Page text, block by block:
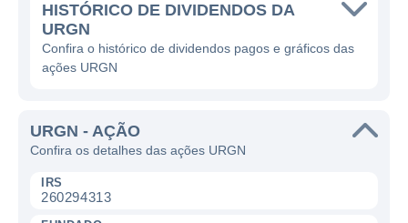
HISTÓRICO DE DIVIDENDOS DA
URGN
Confira o histórico de dividendos pagos e gráficos das
ações URGN
URGN - AÇÃO
Confira os detalhes das ações URGN
IRS
260294313